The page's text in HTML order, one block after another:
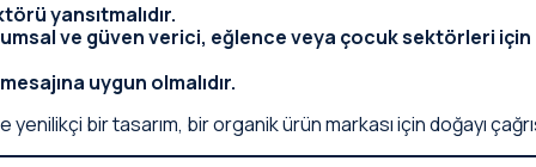
yansıtmalıdır.
ve güven verici, eğlence veya çocuk sektörleri
uygun olmalıdır.
bir tasarım, bir organik ürün markası için doğayı